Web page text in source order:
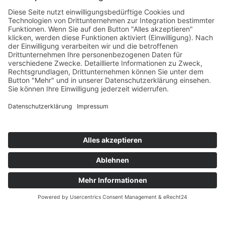
Impressum
Datenschutz
© 2011 - 2026Tierschutz Spanien e.V.
Folgen Sie uns: